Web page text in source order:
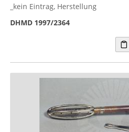
_kein Eintrag, Herstellung
DHMD 1997/2364